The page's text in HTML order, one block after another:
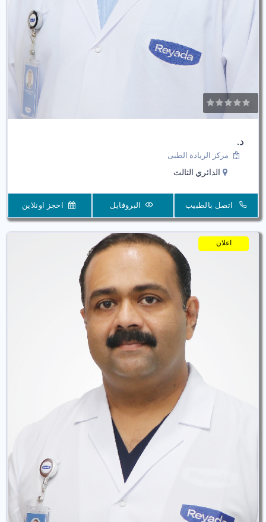
د.
مركز الريادة الطبى
الدائري الثالث
اتصل بالطبيب البروفايل احجز اونلاين
اعلان